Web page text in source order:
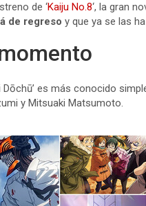
de ‘Kaiju No.8‘, la gran
de regresoy que ya se las
Dōchū’ es más conocido
y Mitsuaki Matsumoto.